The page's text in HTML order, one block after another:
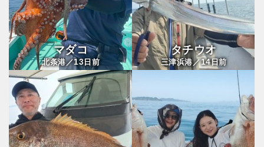
マダコ
北条港／13日前
タチウオ
三津浜港／14日前